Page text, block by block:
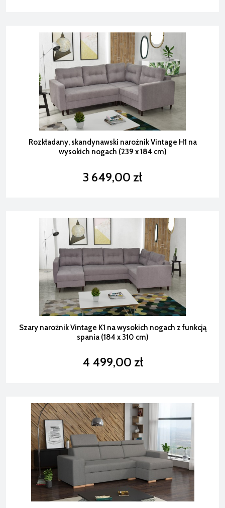
Rozkładany, skandynawski narożnik Vintage H1 na
wysokich nogach (239 x 184 cm)
3 649,00 zł
Szary narożnik Vintage K1 na wysokich nogach z funkcją
spania (184 x 310 cm)
4 499,00 zł